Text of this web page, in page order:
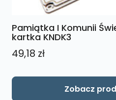
Pamiątka I Komunii
kartka KNDK3
49,18 zł
Zobacz